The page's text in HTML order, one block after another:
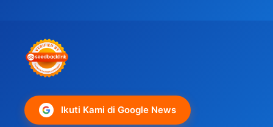
Ikuti Kami di Google News